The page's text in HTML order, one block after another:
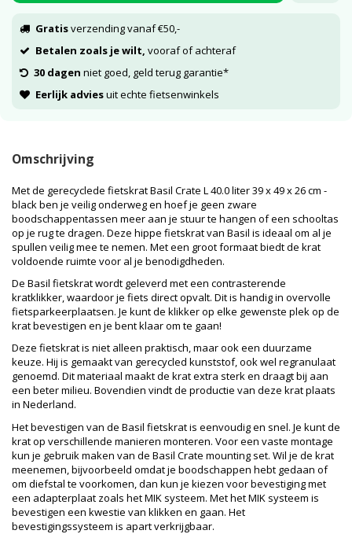
Gratisverzending vanaf €50,-
Betalen zoals je wilt, vooraf of achteraf
30 dagen niet goed, geld terug garantie*
Eerlijk adviesuit echte fietsenwinkels
Omschrijving
Met de gerecyclede fietskrat Basil Crate L 40.0 liter 39 x 49 x 26 cm -
black ben je veilig onderweg en hoef je geen zware
boodschappentassen meer aan je stuur te hangen of een schooltas
op je rug te dragen. Deze hippe fietskrat van Basil is ideaal om al je
spullen veilig mee te nemen. Met een groot formaat biedt de krat
voldoende ruimte voor al je benodigdheden.
De Basil fietskrat wordt geleverd met een contrasterende
kratklikker, waardoor je fiets direct opvalt. Dit is handig in overvolle
fietsparkeerplaatsen. Je kunt de klikker op elke gewenste plek op de
krat bevestigen en je bent klaar om te gaan!
Deze fietskrat is niet alleen praktisch, maar ook een duurzame
keuze. Hij is gemaakt van gerecycled kunststof, ook wel regranulaat
genoemd. Dit materiaal maakt de krat extra sterk en draagt bij aan
een beter milieu. Bovendien vindt de productie van deze krat plaats
in Nederland.
Het bevestigen van de Basil fietskrat is eenvoudig en snel. Je kunt de
krat op verschillende manieren monteren. Voor een vaste montage
kun je gebruik maken van de Basil Crate mounting set. Wil je de krat
meenemen, bijvoorbeeld omdat je boodschappen hebt gedaan of
om diefstal te voorkomen, dan kun je kiezen voor bevestiging met
een adapterplaat zoals het MIK systeem. Met het MIK systeem is
bevestigen een kwestie van klikken en gaan. Het
bevestigingssysteem is apart verkrijgbaar.